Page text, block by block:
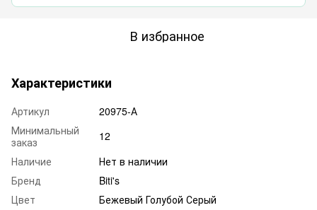
В избранное
Характеристики
Артикул
20975-А
Минимальный
заказ
12
Наличие
Нет в наличии
Бренд
Biti's
Цвет
Бежевый Голубой Серый